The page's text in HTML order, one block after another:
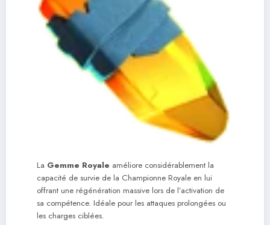
La Gemme Royale améliore considérablement la
capacité de survie de la Championne Royale en lui
offrant une régénération massive lors de l’activation de
sa compétence. Idéale pour les attaques prolongées ou
les charges ciblées.